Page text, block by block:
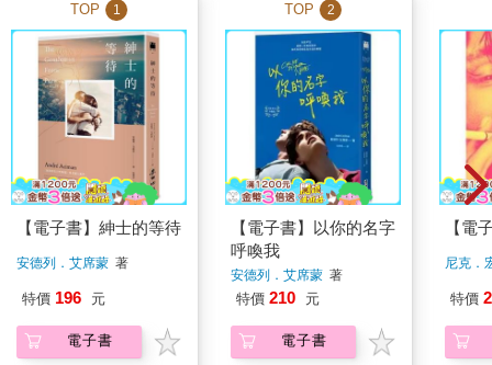
TOP 1
【電子書】紳士的等待
安德列．艾席蒙 著
特價 196 元
電子書
TOP 2
【電子書】以你的名字
呼喚我
安德列．艾席蒙 著
特價 210 元
電子書
【電
尼克．
特價